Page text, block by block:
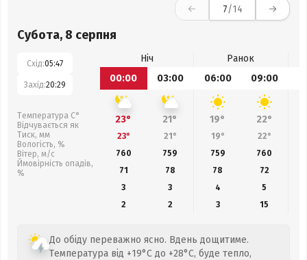
7/14
Субота, 8 серпня
Схід:05:47
Захід:20:29
Температура С°
Відчувається як
Тиск, мм
Вологість, %
Вітер, м/с
Ймовірність опадів,
%
Ніч
Ранок
00:00
03:00 06:00 09:00
23° 21° 19° 22°
23° 21° 19° 22°
760
759 759 760
71
78 78 72
3
3 4
5
2
2 3 15
До обіду переважно ясно. Вдень дощитиме.
Температура від +19°C до +28°C, буде тепло,